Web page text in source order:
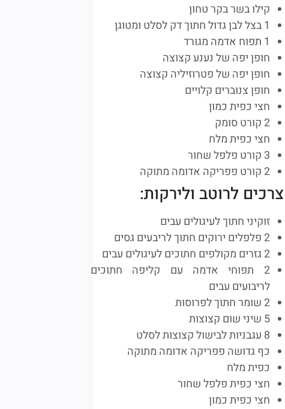
קילו בשר בקר טחון
1 בצל לבן גדול חתוך דק לסלט ומטוגן
1 תפוח אדמה מגורד
חופן יפה של נענע קצוצה
חופן יפה של פטרוזיליה קצוצה
חופן צנוברים קלויים
חצי כפית כמון
2 קורט סומק
חצי כפית מלח
3 קורט פלפל שחור
2 קורט פפריקה אדומה מתוקה
לרוטב ולירקות:
זוקיני חתוך לעיגולים עבים
2 פלפלים ירוקים חתוך לריבעים גסים
2 גזרים מקולפים חתוכים לעיגולים עבים
2 תפוחי אדמה עם קליפה חתוכים
לריבועים עבים
2 שומר חתוך לפרוסות
5 שיני שום קצוצות
8 עגבניות לבישול קצוצות לסלט
כף גדושה פפריקה אדומה מתוקה
כפית מלח
חצי כפית פלפל שחור
חצי כפית כמון